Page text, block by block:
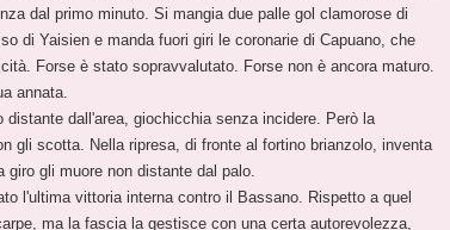
dal primo minuto. Si mangia due palle gol clamorose di
di Yaisien e manda fuori giri le coronarie di Capuano, che
Forse è stato sopravvalutato. Forse non è ancora maturo.
annata.
distante dall'area, giochicchia senza incidere. Però la
gli scotta. Nella ripresa, di fronte al fortino brianzolo, inventa
gli muore non distante dal palo.
l'ultima vittoria interna contro il Bassano. Rispetto a quel
ma la fascia la gestisce con una certa autorevolezza,